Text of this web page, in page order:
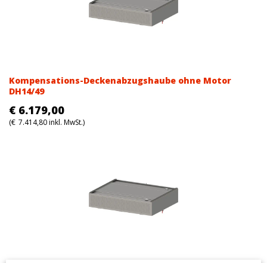
Kompensations-Deckenabzugshaube ohne Motor
DH14/49
€ 6.179,00
(€ 7.414,80inkl. MwSt.)